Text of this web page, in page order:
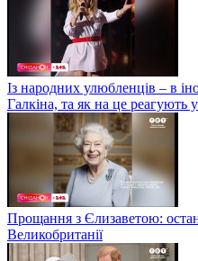
Із народних улюбленців – в
Галкіна, та як на це реагують
Прощання з Єлизаветою:
Великобританії